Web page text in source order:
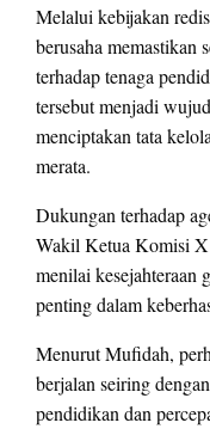
Melalui kebijakan
berusaha memastikan
terhadap tenaga
tersebut menjadi
menciptakan tata
merata.
Dukungan terhadap
Wakil Ketua Komisi
menilai kesejahteraan
penting dalam
Menurut Mufidah,
berjalan seiring
pendidikan dan